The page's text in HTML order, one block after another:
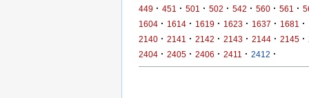
449 · 451 · 501 · 502 · 542 · 560 · 561 ·
1604 · 1614 · 1619 · 1623 · 1637 · 1681 ·
2140 · 2141 · 2142 · 2143 · 2144 · 2145 ·
2404 · 2405 · 2406 · 2411 · 2412 ·